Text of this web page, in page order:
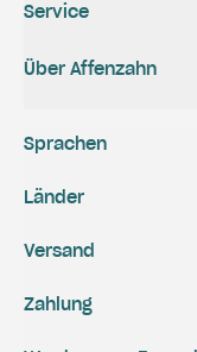
Service
Über Affenzahn
Versand
Zahlung
Sprachen
Länder